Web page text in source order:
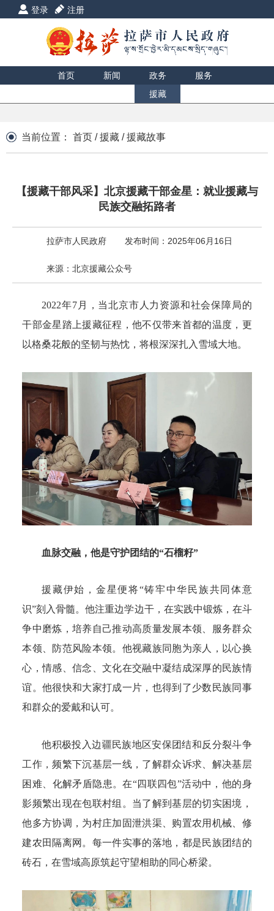
登录 注册
首页 新闻 政务
服务
援藏
当前位置： 首页 /援藏 /援藏故事
【援藏干部风采】北京援藏干部金星：就业援藏与
民族交融拓路者
拉萨市人民政府 发布时间：2025年06月16日
来源：北京援藏公众号
2022年7月，当北京市人力资源和社会保障局的
干部金星踏上援藏征程，他不仅带来首都的温度，更
以格桑花般的坚韧与热忱，将根深深扎入雪域大地。
血脉交融，他是守护团结的“石榴籽”
援藏伊始，金星便将“铸牢中华民族共同体意
识”刻入骨髓。他注重边学边干，在实践中锻炼，在斗
争中磨炼，培养自己推动高质量发展本领、服务群众
本领、防范风险本领。他视藏族同胞为亲人，以心换
心，情感、信念、文化在交融中凝结成深厚的民族情
谊。他很快和大家打成一片，也得到了少数民族同事
和群众的爱戴和认可。
他积极投入边疆民族地区安保团结和反分裂斗争
工作，频繁下沉基层一线，了解群众诉求、解决基层
困难、化解矛盾隐患。在“四联四包”活动中，他的身
影频繁出现在包联村组。当了解到基层的切实困境，
他多方协调，为村庄加固泄洪渠、购置农用机械、修
建农田隔离网。每一件实事的落地，都是民族团结的
砖石，在雪域高原筑起守望相助的同心桥梁。